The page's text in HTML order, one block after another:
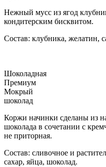
Нежный мусс из ягод
кондитерским бисквитом.
Состав: клубника, желатин,
Шоколадная
Премиум
Мокрый
шоколад
Коржи начинки сделаны из
шоколада в сочетании с
не приторная.
Состав: сливочное и
сахар, яйца, шоколад.